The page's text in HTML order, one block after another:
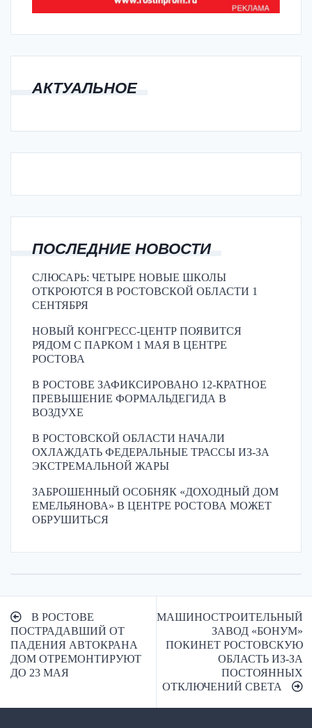
АКТУАЛЬНОЕ
ПОСЛЕДНИЕ НОВОСТИ
СЛЮСАРЬ: ЧЕТЫРЕ НОВЫЕ ШКОЛЫ
ОТКРОЮТСЯ В РОСТОВСКОЙ ОБЛАСТИ 1
СЕНТЯБРЯ
НОВЫЙ КОНГРЕСС-ЦЕНТР ПОЯВИТСЯ
РЯДОМ С ПАРКОМ 1 МАЯ В ЦЕНТРЕ
РОСТОВА
В РОСТОВЕ ЗАФИКСИРОВАНО 12-КРАТНОЕ
ПРЕВЫШЕНИЕ ФОРМАЛЬДЕГИДА В
ВОЗДУХЕ
В РОСТОВСКОЙ ОБЛАСТИ НАЧАЛИ
ОХЛАЖДАТЬ ФЕДЕРАЛЬНЫЕ ТРАССЫ ИЗ-ЗА
ЭКСТРЕМАЛЬНОЙ ЖАРЫ
ЗАБРОШЕННЫЙ ОСОБНЯК «ДОХОДНЫЙ ДОМ
ЕМЕЛЬЯНОВА» В ЦЕНТРЕ РОСТОВА МОЖЕТ
ОБРУШИТЬСЯ
Навигация
по
записям
В РОСТОВЕ
ПОСТРАДАВШИЙ ОТ
ПАДЕНИЯ АВТОКРАНА
ДОМ ОТРЕМОНТИРУЮТ
ДО 23 МАЯ
МАШИНОСТРОИТЕЛЬНЫЙ
ЗАВОД «БОНУМ»
ПОКИНЕТ РОСТОВСКУЮ
ОБЛАСТЬ ИЗ-ЗА
ПОСТОЯННЫХ
ОТКЛЮЧЕНИЙ СВЕТА